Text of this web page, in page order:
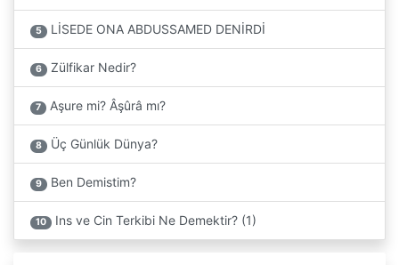
5 LİSEDE ONA ABDUSSAMED DENİRDİ
6 Zülfikar Nedir?
7 Aşure mi? Âşûrâ mı?
8 Üç Günlük Dünya?
9 Ben Demistim?
10 Ins ve Cin Terkibi Ne Demektir? (1)